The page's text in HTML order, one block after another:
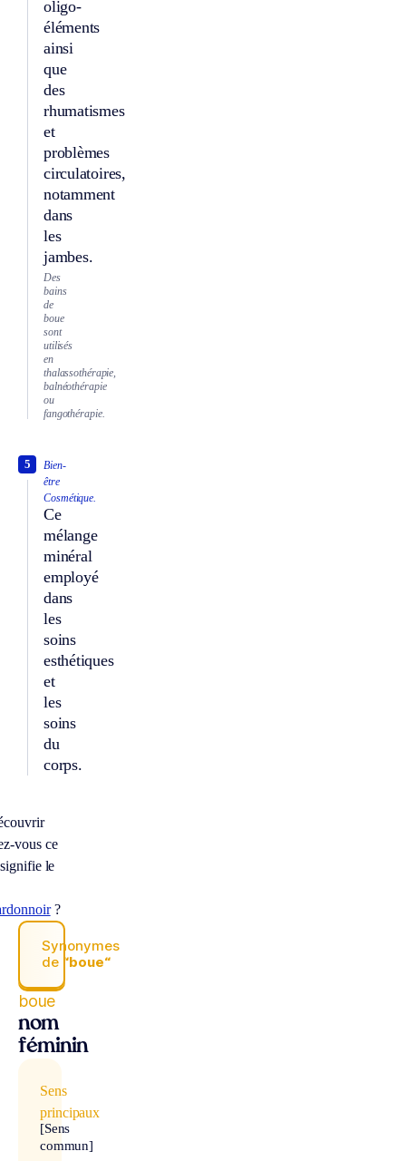
oligo-
éléments
ainsi
que
des
rhumatismes
et
problèmes
circulatoires,
notamment
dans
les
jambes.
Des
bains
de
boue
sont
utilisés
en
thalassothérapie,
balnéothérapie
ou
fangothérapie.
Bien-
être
Cosmétique.
Ce
mélange
minéral
employé
dans
les
soins
esthétiques
et
les
soins
du
corps.
5
vous ce
le
?
Synonymes
de “boue“
boue
nom
féminin
Sens
principaux
[Sens
commun]